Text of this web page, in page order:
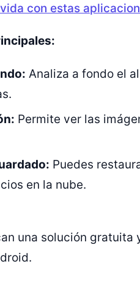
vida con estas
Analiza a fondo el
Permite ver las
Puedes
en la nube.
una solución